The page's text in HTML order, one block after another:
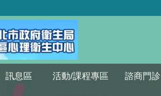
訊息區 活動/課程專區 諮商門診